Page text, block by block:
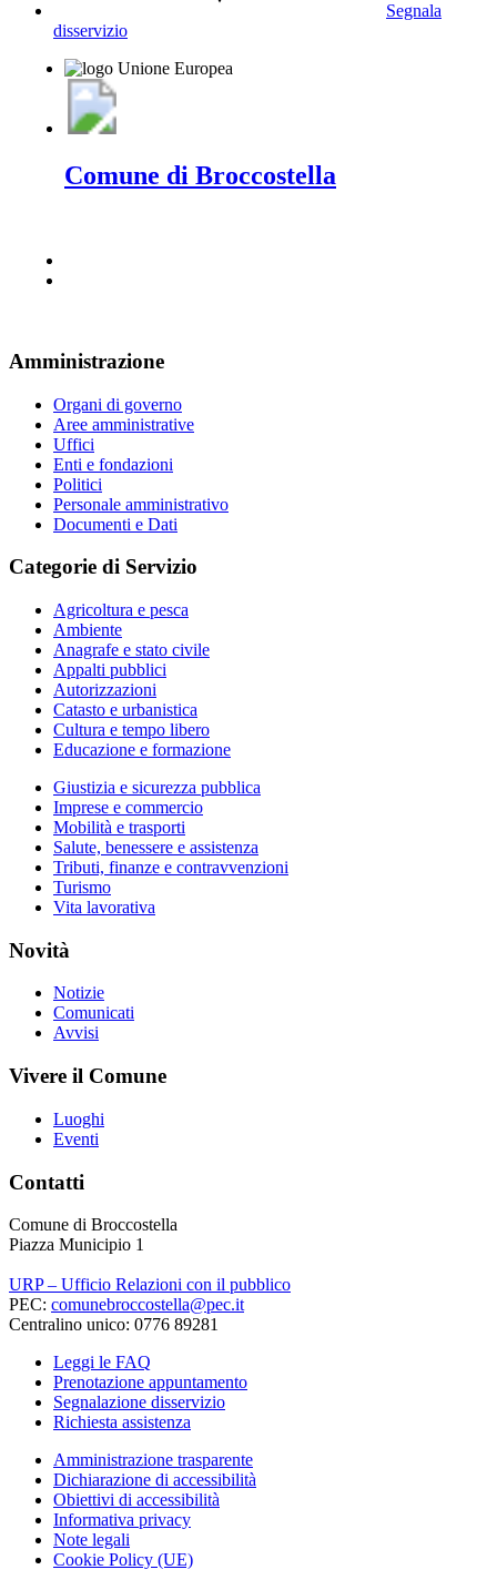
Segnala
disservizio
Comune di Broccostella
Amministrazione
Organi di governo
Aree amministrative
Uffici
Enti e fondazioni
Politici
Personale amministrativo
Documenti e Dati
Categorie di Servizio
Agricoltura e pesca
Ambiente
Anagrafe e stato civile
Appalti pubblici
Autorizzazioni
Catasto e urbanistica
Cultura e tempo libero
Educazione e formazione
Giustizia e sicurezza pubblica
Imprese e commercio
Mobilità e trasporti
Salute, benessere e assistenza
Tributi, finanze e contravvenzioni
Turismo
Vita lavorativa
Novità
Notizie
Comunicati
Avvisi
Vivere il Comune
Luoghi
Eventi
Contatti
Comune di Broccostella
Piazza Municipio 1
URP – Ufficio Relazioni con il pubblico
PEC: comunebroccostella@pec.it
Centralino unico: 0776 89281
Leggi le FAQ
Prenotazione appuntamento
Segnalazione disservizio
Richiesta assistenza
Amministrazione trasparente
Dichiarazione di accessibilità
Obiettivi di accessibilità
Informativa privacy
Note legali
Cookie Policy (UE)